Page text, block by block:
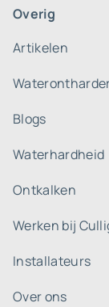
Overig
Artikelen
Blogs
Waterhardheid
Ontkalken
Werken bij
Installateurs
Over ons